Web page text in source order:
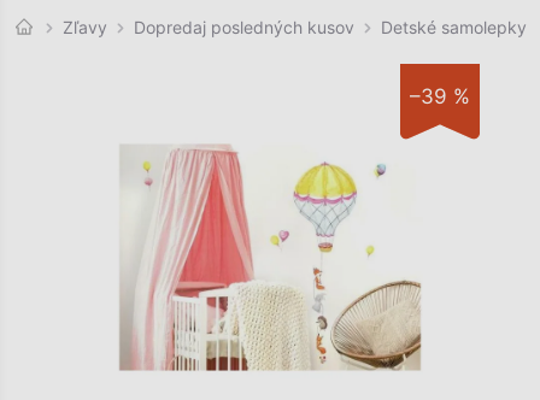
Zľavy Dopredaj posledných kusov Detské samolepky
–39 %